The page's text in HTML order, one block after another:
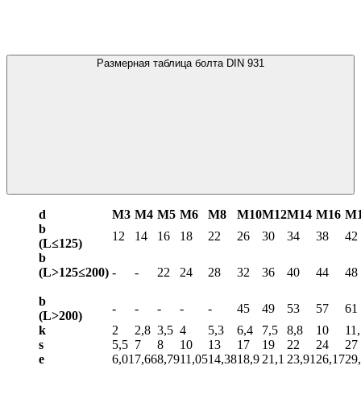
Размерная таблица болта DIN 931
d М3 М4 М5 М6 М8 М10М12М14 М16
b
(L≤125)
12 14 16 18 22 26 30 34 38
42
b
(L>125≤200) - - 22 24 28 32 36 40 44 48
b
(L>200)
- - - - - 45 49 53 57
61
k
2 2,8 3,5 4 5,3 6,4 7,5 8,8 10
s
5,5 7 8 10 13 17 19 22 24
27
e
6,01 7,668,7911,0514,3818,9 21,1 23,91 26,17